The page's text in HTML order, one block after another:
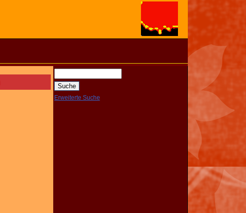
Erweiterte Suche